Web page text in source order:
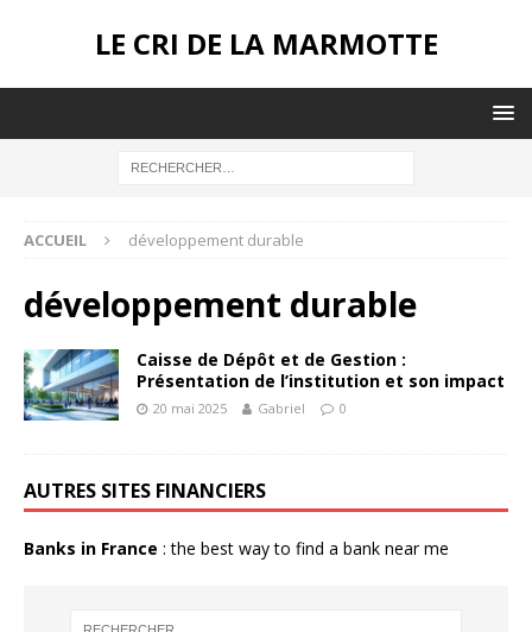
LE CRI DE LA MARMOTTE
ACCUEIL développement durable
développement durable
Caisse de Dépôt et de Gestion :
Présentation de l’institution et son impact
20 mai 2025 Gabriel 0
AUTRES SITES FINANCIERS
Banks in France : the best way to find a bank near me